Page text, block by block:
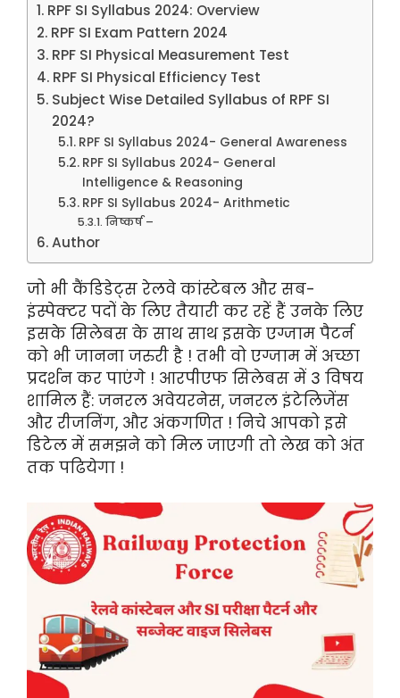
RPF SI Syllabus 2024: Overview
RPF SI Exam Pattern 2024
RPF SI Physical Measurement Test
RPF SI Physical Efficiency Test
Subject Wise Detailed Syllabus of RPF SI
2024?
RPF SI Syllabus 2024- General Awareness
RPF SI Syllabus 2024- General
Intelligence & Reasoning
RPF SI Syllabus 2024- Arithmetic
निष्कर्ष –
Author
जो भी कैंडिडेट्स रेलवे कांस्टेबल और सब-
इंस्पेक्टर पदों के लिए तैयारी कर रहें हैं उनके लिए
इसके सिलेबस के साथ साथ इसके एग्जाम पैटर्न
को भी जानना जरुरी है ! तभी वो एग्जाम में अच्छा
प्रदर्शन कर पाएंगे ! आरपीएफ सिलेबस में 3 विषय
शामिल हैं: जनरल अवेयरनेस, जनरल इंटेलिजेंस
और रीजनिंग, और अंकगणित ! निचे आपको इसे
डिटेल में समझने को मिल जाएगी तो लेख को अंत
तक पढियेगा !